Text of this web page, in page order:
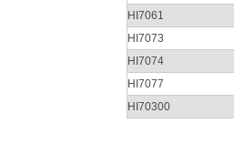
HI7061
HI7073
HI7074
HI7077
HI70300